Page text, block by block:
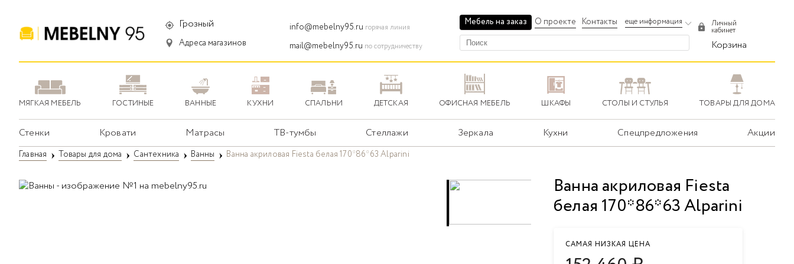
Грозный
Адреса магазинов
info@mebelny95.ru горячая линия
mail@mebelny95.ru по сотрудничеству
Мебель на заказ О проекте Контакты еще информация Личный
кабинет
Корзина
МЯГКАЯ МЕБЕЛЬ ГОСТИНЫЕ ВАННЫЕ КУХНИ СПАЛЬНИ ДЕТСКАЯ ОФИСНАЯ МЕБЕЛЬ ШКАФЫ СТОЛЫ И СТУЛЬЯ ТОВАРЫ ДЛЯ ДОМА
Стенки Кровати Матрасы ТВ-тумбы Стеллажи Зеркала Кухни Спецпредложения Акции
Главная Товары для дома Сантехника Ванны Ванна акриловая Fiesta белая 170*86*63 Alparini
Ванна акриловая Fiesta
белая 170*86*63 Alparini
САМАЯ НИЗКАЯ ЦЕНА